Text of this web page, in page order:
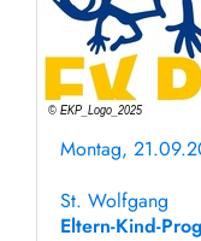
Montag,
St. Wolfgang
Eltern-Kind-